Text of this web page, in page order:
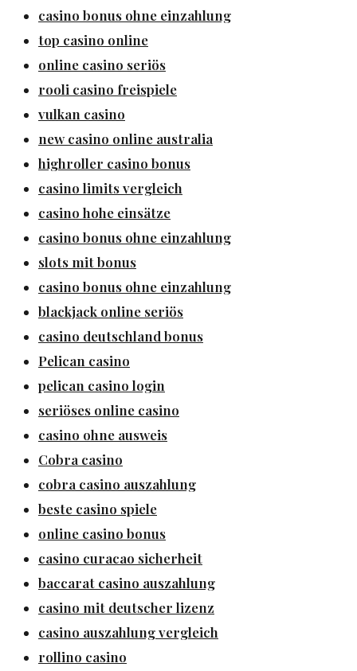
casino bonus ohne einzahlung
top casino online
online casino seriös
rooli casino freispiele
vulkan casino
new casino online australia
highroller casino bonus
casino limits vergleich
casino hohe einsätze
casino bonus ohne einzahlung
slots mit bonus
casino bonus ohne einzahlung
blackjack online seriös
casino deutschland bonus
Pelican casino
pelican casino login
seriöses online casino
casino ohne ausweis
Cobra casino
cobra casino auszahlung
beste casino spiele
online casino bonus
casino curacao sicherheit
baccarat casino auszahlung
casino mit deutscher lizenz
casino auszahlung vergleich
rollino casino